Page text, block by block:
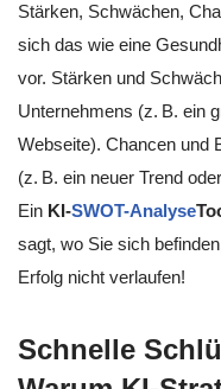
Stärken, Schwächen,
sich das wie eine
vor. Stärken und
Unternehmens (z. B. ein
Webseite). Chancen und
(z. B. ein neuer Trend
Ein KI-SWOT-Analyse
sagt, wo Sie sich
Erfolg nicht verlaufen!
Schnelle